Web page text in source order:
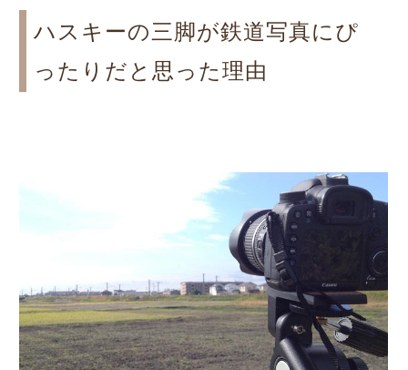
ハスキーの三脚が鉄道写真にぴ
ったりだと思った理由